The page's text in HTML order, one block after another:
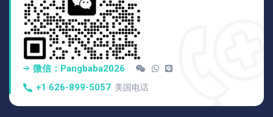
微信：pangbaba2026
+1 626-899-5057 美国电话